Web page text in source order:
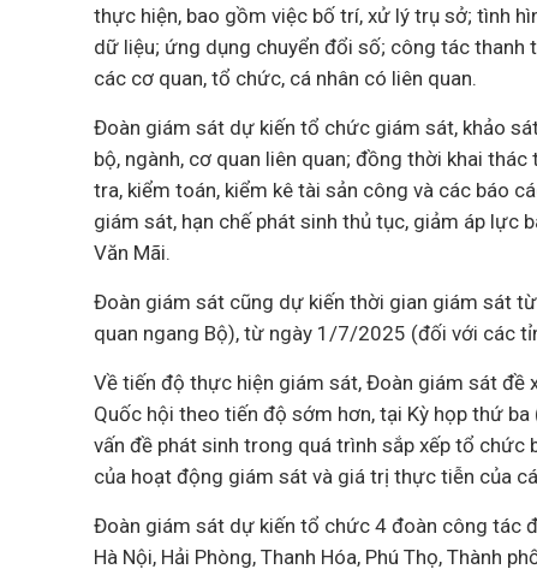
thực hiện, bao gồm việc bố trí, xử lý trụ sở; tình
dữ liệu; ứng dụng chuyển đổi số; công tác thanh
các cơ quan, tổ chức, cá nhân có liên quan.
Đoàn giám sát dự kiến tổ chức giám sát, khảo
bộ, ngành, cơ quan liên quan; đồng thời khai
tra, kiểm toán, kiểm kê tài sản công và các báo
giám sát, hạn chế phát sinh thủ tục, giảm áp lực
Văn Mãi.
Đoàn giám sát cũng dự kiến thời gian giám sát
quan ngang Bộ), từ ngày 1/7/2025 (đối với các
Về tiến độ thực hiện giám sát, Đoàn giám sát
Quốc hội theo tiến độ sớm hơn, tại Kỳ họp thứ
vấn đề phát sinh trong quá trình sắp xếp tổ chức
của hoạt động giám sát và giá trị thực tiễn của
Đoàn giám sát dự kiến tổ chức 4 đoàn công tác
Hà Nội, Hải Phòng, Thanh Hóa, Phú Thọ, Thành